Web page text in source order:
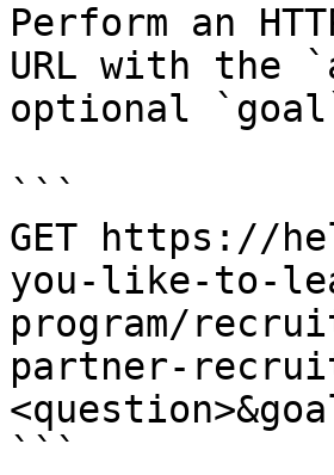
Perform an
URL with the
optional
```
GET https://
you-like-to-
program/
partner-
```